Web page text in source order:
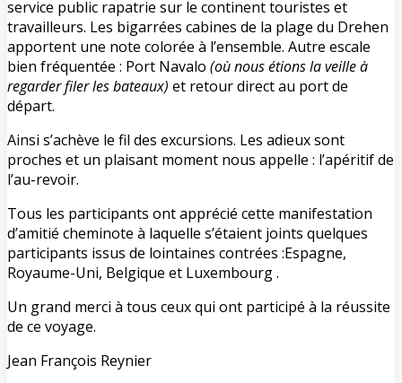
service public rapatrie sur le continent touristes et
travailleurs. Les bigarrées cabines de la plage du Drehen
apportent une note colorée à l’ensemble. Autre escale
bien fréquentée : Port Navalo (où nous étions la veille à
regarder filer les bateaux) et retour direct au port de
départ.
Ainsi s’achève le fil des excursions. Les adieux sont
proches et un plaisant moment nous appelle : l’apéritif de
l’au-revoir.
Tous les participants ont apprécié cette manifestation
d’amitié cheminote à laquelle s’étaient joints quelques
participants issus de lointaines contrées :Espagne,
Royaume-Uni, Belgique et Luxembourg .
Un grand merci à tous ceux qui ont participé à la réussite
de ce voyage.
Jean François Reynier